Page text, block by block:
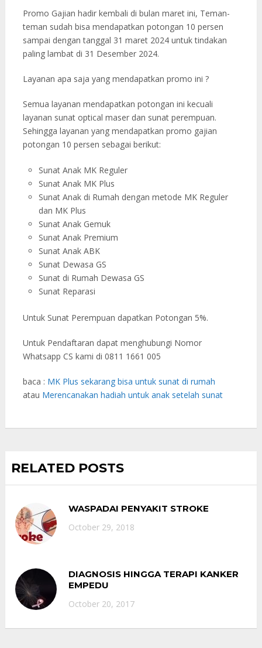
Promo Gajian hadir kembali di bulan maret ini, Teman-
teman sudah bisa mendapatkan potongan 10 persen
sampai dengan tanggal 31 maret 2024 untuk tindakan
paling lambat di 31 Desember 2024.
Layanan apa saja yang mendapatkan promo ini ?
Semua layanan mendapatkan potongan ini kecuali
layanan sunat optical maser dan sunat perempuan.
Sehingga layanan yang mendapatkan promo gajian
potongan 10 persen sebagai berikut:
Sunat Anak MK Reguler
Sunat Anak MK Plus
Sunat Anak di Rumah dengan metode MK Reguler
dan MK Plus
Sunat Anak Gemuk
Sunat Anak Premium
Sunat Anak ABK
Sunat Dewasa GS
Sunat di Rumah Dewasa GS
Sunat Reparasi
Untuk Sunat Perempuan dapatkan Potongan 5%.
Untuk Pendaftaran dapat menghubungi Nomor
Whatsapp CS kami di 0811 1661 005
baca : MK Plus sekarang bisa untuk sunat di rumah
atau Merencanakan hadiah untuk anak setelah sunat
RELATED POSTS
WASPADAI PENYAKIT STROKE
October 29, 2018
DIAGNOSIS HINGGA TERAPI KANKER
EMPEDU
October 20, 2017